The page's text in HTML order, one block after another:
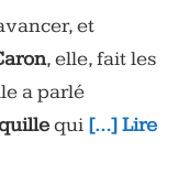
et
, elle, fait les
a parlé
qui […] Lire